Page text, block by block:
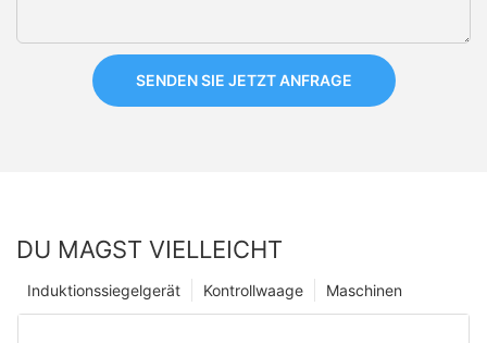
SENDEN SIE JETZT ANFRAGE
DU MAGST VIELLEICHT
Maschinen
Kontrollwaage
Induktionssiegelgerät